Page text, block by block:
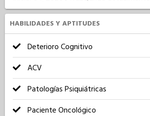
HABILIDADES Y APTITUDES
Deterioro Cognitivo
ACV
Patologías Psiquiátricas
Paciente Oncológico